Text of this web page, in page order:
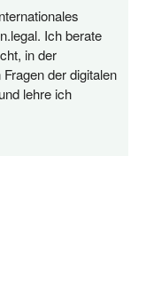
Ich berate
in der
der digitalen
lehre ich